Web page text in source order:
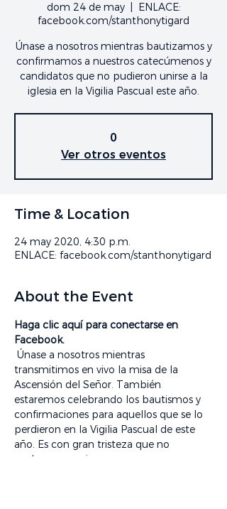
dom 24 de may
  |
ENLACE:
facebook.com/stanthonytigard
Únase a nosotros mientras bautizamos y
confirmamos a nuestros catecúmenos y
candidatos que no pudieron unirse a la
iglesia en la Vigilia Pascual este año.
0
Ver otros eventos
Time & Location
24 may 2020, 4:30 p.m.
ENLACE: facebook.com/stanthonytigard
About the Event
Haga clic aquí para conectarse en
Facebook.
transmitimos en vivo la misa de la
Ascensión del Señor. También
estaremos celebrando los bautismos y
confirmaciones para aquellos que se lo
perdieron en la Vigilia Pascual de este
año. Es con gran tristeza que no
podemos reunirnos en persona, pero